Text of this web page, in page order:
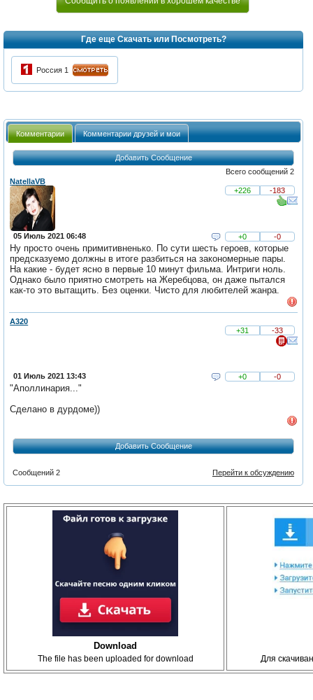
Где еще Скачать или Посмотреть?
Россия 1
Комментарии Комментарии друзей и мои
Добавить Сообщение
Всего сообщений 2
NatellaVB
+226
-183
05 Июль 2021 06:48 +0 -0
Ну просто очень примитивненько. По сути шесть героев, которые
предсказуемо должны в итоге разбиться на закономерные пары.
На какие - будет ясно в первые 10 минут фильма. Интриги ноль.
Однако было приятно смотреть на Жеребцова, он даже пытался
как-то это вытащить. Без оценки. Чисто для любителей жанра.
A320
+31
-33
01 Июль 2021 13:43 +0 -0
"Аполлинария..."
Сделано в дурдоме))
Добавить Сообщение
Сообщений 2 Перейти к обсуждению
Download
The file has been uploaded for download Для